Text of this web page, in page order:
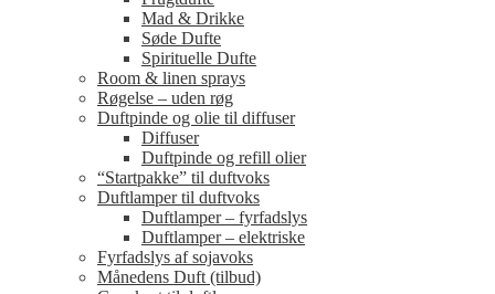
Mad & Drikke
Søde Dufte
Spirituelle Dufte
Room & linen sprays
Røgelse – uden røg
Duftpinde og olie til diffuser
Diffuser
Duftpinde og refill olier
“Startpakke” til duftvoks
Duftlamper til duftvoks
Duftlamper – fyrfadslys
Duftlamper – elektriske
Fyrfadslys af sojavoks
Månedens Duft (tilbud)